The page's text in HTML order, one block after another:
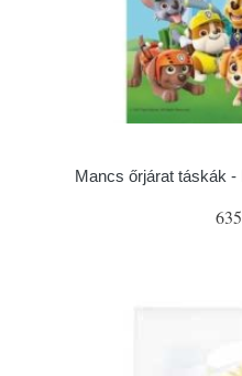
Mancs őrjárat táskák -